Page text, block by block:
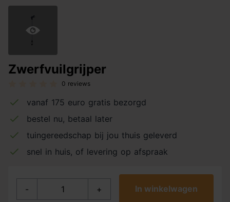
Zwerfvuilgrijper
0 reviews
vanaf 175 euro gratis bezorgd
bestel nu, betaal later
tuingereedschap bij jou thuis geleverd
snel in huis, of levering op afspraak
- + In winkelwagen